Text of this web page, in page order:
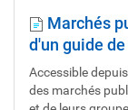
Marchés
d'un guide de
Accessible
des marchés